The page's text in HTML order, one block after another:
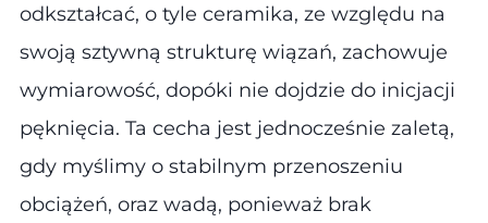
odkształcać, o tyle ceramika, ze względu na
swoją sztywną strukturę wiązań, zachowuje
wymiarowość, dopóki nie dojdzie do inicjacji
pęknięcia. Ta cecha jest jednocześnie zaletą,
gdy myślimy o stabilnym przenoszeniu
obciążeń, oraz wadą, ponieważ brak